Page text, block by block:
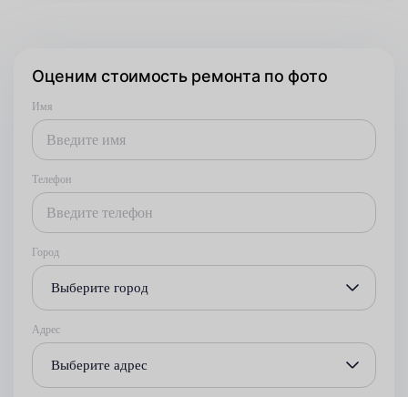
Оценим стоимость ремонта по фото
Имя
Телефон
Город
Выберите город
Адрес
Выберите адрес